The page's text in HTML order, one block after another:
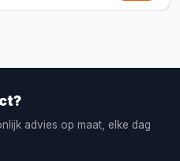
advies op maat, elke dag